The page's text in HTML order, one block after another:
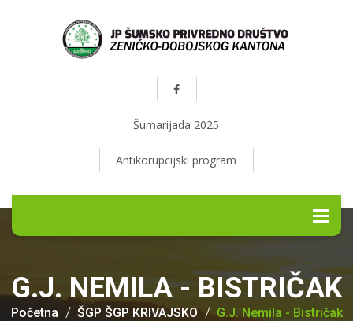
Šumarijada 2025
Antikorupcijski program
G.J. NEMILA - BISTRIČAK
Početna ŠGP ŠGP KRIVAJSKO G.J. Nemila - Bistričak